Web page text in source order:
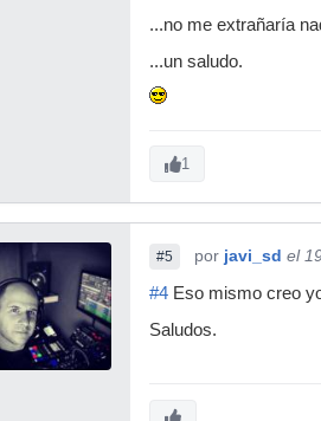
...no me extrañaría
...un saludo.
1
#5 por javi_sd el
#4 Eso mismo creo
Saludos.